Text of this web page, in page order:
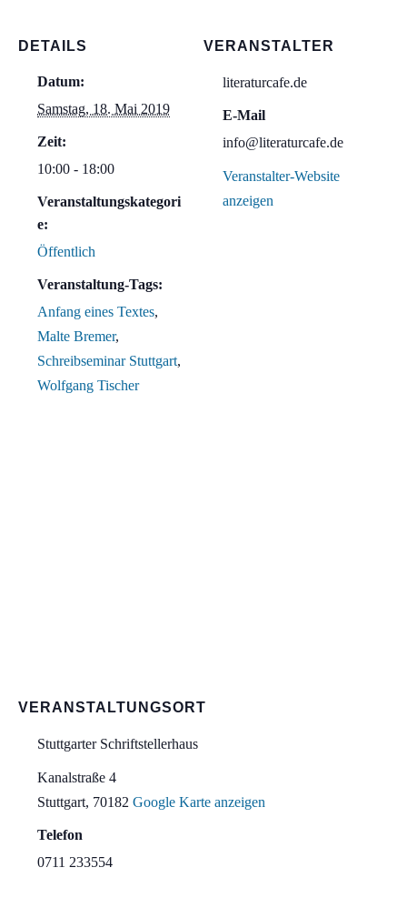
DETAILS
Datum:
Samstag, 18. Mai 2019
Zeit:
10:00 - 18:00
Veranstaltungskategori
e:
Öffentlich
Veranstaltung-Tags:
Anfang eines Textes,
Malte Bremer,
Schreibseminar Stuttgart,
Wolfgang Tischer
VERANSTALTER
literaturcafe.de
E-Mail
info@literaturcafe.de
Veranstalter-Website
anzeigen
VERANSTALTUNGSORT
Stuttgarter Schriftstellerhaus
Kanalstraße 4
Stuttgart, 70182 Google Karte anzeigen
Telefon
0711 233554